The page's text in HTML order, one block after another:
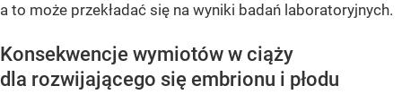
a to może przekładać się na wyniki badań laboratoryjnych.
Konsekwencje wymiotów w ciąży
dla rozwijającego się embrionu i płodu